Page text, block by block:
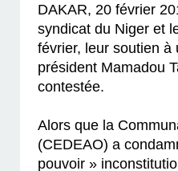
DAKAR, 20 février
syndicat du Niger et
février, leur soutien à
président Mamadou
contestée.
Alors que la
(CEDEAO) a
pouvoir »